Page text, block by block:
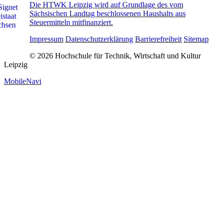
Die HTWK Leipzig wird auf Grundlage des vom
Sächsischen Landtag beschlossenen Haushalts aus
Steuermitteln mitfinanziert.
Impressum Datenschutzerklärung Barrierefreiheit Sitemap
© 2026 Hochschule für Technik, Wirtschaft und Kultur
Leipzig
MobileNavi